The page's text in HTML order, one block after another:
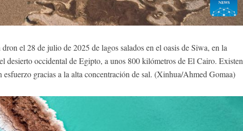
el 28 de julio de 2025 de lagos salados en el oasis de Siwa, en la
desierto occidental de Egipto, a unos 800 kilómetros de El Cairo. Existen
gracias a la alta concentración de sal. (Xinhua/Ahmed Gomaa)